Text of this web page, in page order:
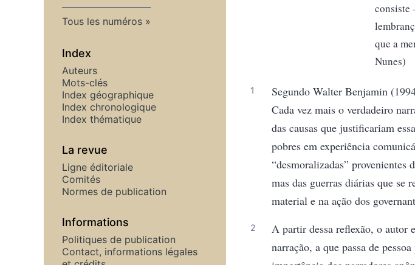
Tous les numéros
Index
Auteurs
Mots-clés
Index géographique
Index chronologique
Index thématique
La revue
Ligne éditoriale
Comités
Normes de publication
Informations
Politiques de publication
Contact, informations légales
consiste
que a
Nunes)
Segundo Walter Benjamin
Cada vez mais o verdadeiro
das causas que justificariam
pobres em experiência
“desmoralizadas” provenientes
mas das guerras diárias que se
material e na ação dos
A partir dessa reflexão, o autor
narração, a que passa de